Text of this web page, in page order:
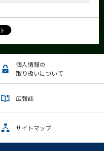
個人情報の
取り扱いについて
広報誌
サイトマップ